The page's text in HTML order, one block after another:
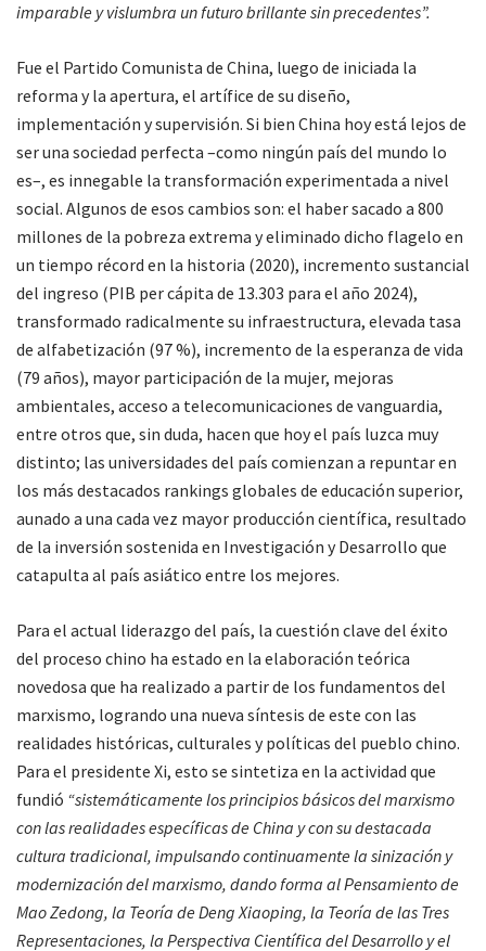
imparable y vislumbra un futuro brillante sin precedentes”.
Fue el Partido Comunista de China, luego de iniciada la
reforma y la apertura, el artífice de su diseño,
implementación y supervisión. Si bien China hoy está lejos de
ser una sociedad perfecta –como ningún país del mundo lo
es–, es innegable la transformación experimentada a nivel
social. Algunos de esos cambios son: el haber sacado a 800
millones de la pobreza extrema y eliminado dicho flagelo en
un tiempo récord en la historia (2020), incremento sustancial
del ingreso (PIB per cápita de 13.303 para el año 2024),
transformado radicalmente su infraestructura, elevada tasa
de alfabetización (97 %), incremento de la esperanza de vida
(79 años), mayor participación de la mujer, mejoras
ambientales, acceso a telecomunicaciones de vanguardia,
entre otros que, sin duda, hacen que hoy el país luzca muy
distinto; las universidades del país comienzan a repuntar en
los más destacados rankings globales de educación superior,
aunado a una cada vez mayor producción científica, resultado
de la inversión sostenida en Investigación y Desarrollo que
catapulta al país asiático entre los mejores.
Para el actual liderazgo del país, la cuestión clave del éxito
del proceso chino ha estado en la elaboración teórica
novedosa que ha realizado a partir de los fundamentos del
marxismo, logrando una nueva síntesis de este con las
realidades históricas, culturales y políticas del pueblo chino.
Para el presidente Xi, esto se sintetiza en la actividad que
fundió “sistemáticamente los principios básicos del marxismo
con las realidades específicas de China y con su destacada
cultura tradicional, impulsando continuamente la sinización y
modernización del marxismo, dando forma al Pensamiento de
Mao Zedong, la Teoría de Deng Xiaoping, la Teoría de las Tres
Representaciones, la Perspectiva Científica del Desarrollo y el